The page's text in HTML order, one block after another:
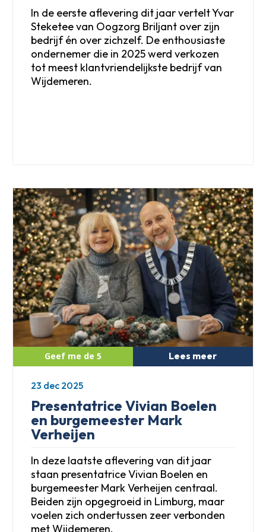
In de eerste aflevering dit jaar vertelt Yvar
Steketee van Oogzorg Briljant over zijn
bedrijf én over zichzelf. De enthousiaste
ondernemer die in 2025 werd verkozen
tot meest klantvriendelijkste bedrijf van
Wijdemeren.
Presentatrice Vivian Boelen
en burgemeester Mark
Verheijen
In deze laatste aflevering van dit jaar
staan presentatrice Vivian Boelen en
burgemeester Mark Verheijen centraal.
Beiden zijn opgegroeid in Limburg, maar
voelen zich ondertussen zeer verbonden
met Wijdemeren.
Lees meer
23 dec 2025